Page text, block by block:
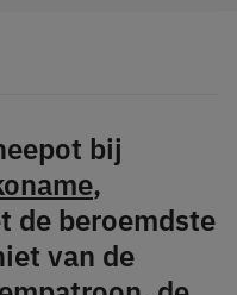
bij
,
de beroemdste
van de